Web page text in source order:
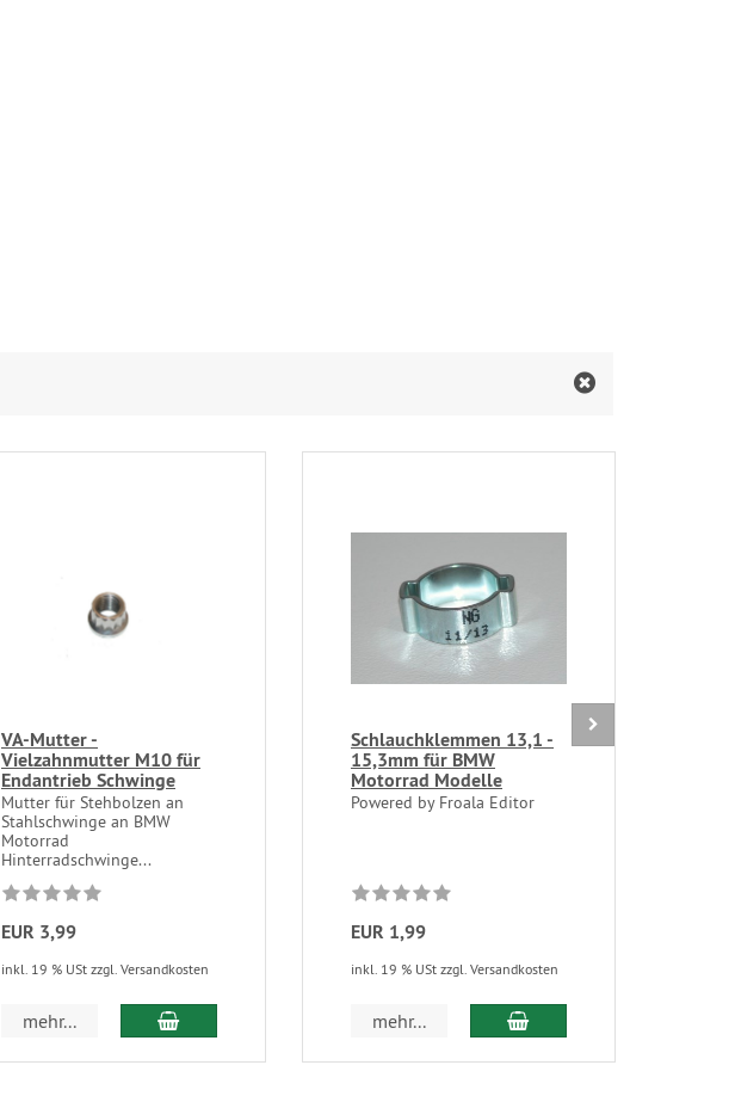
VA-Mutter -
Vielzahnmutter M10 für
Endantrieb Schwinge
Mutter für Stehbolzen an
Stahlschwinge an BMW
Motorrad
Hinterradschwinge...
EUR 3,99
inkl. 19 % USt zzgl. Versandkosten
mehr... In den Warenkorb
Schlauchklemmen 13,1 -
15,3mm für BMW
Motorrad Modelle
Powered by Froala Editor
EUR 1,99
inkl. 19 % USt zzgl. Versandkosten
mehr... In den Warenkorb